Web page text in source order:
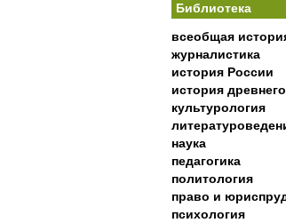
Библиотека
всеобщая
журналистика
история России
история
культурология
наука
педагогика
политология
право и
психология